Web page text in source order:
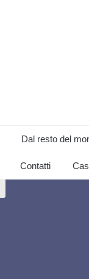
Dal resto del
Contatti